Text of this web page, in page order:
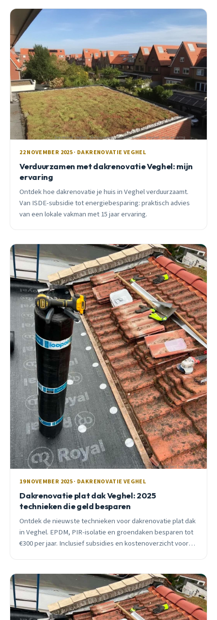
22 NOVEMBER 2025 · DAKRENOVATIE VEGHEL
Verduurzamen met dakrenovatie Veghel: mijn
ervaring
Ontdek hoe dakrenovatie je huis in Veghel verduurzaamt.
Van ISDE-subsidie tot energiebesparing: praktisch advies
van een lokale vakman met 15 jaar ervaring.
19 NOVEMBER 2025 · DAKRENOVATIE VEGHEL
Dakrenovatie plat dak Veghel: 2025
technieken die geld besparen
Ontdek de nieuwste technieken voor dakrenovatie plat dak
in Veghel. EPDM, PIR-isolatie en groendaken besparen tot
€300 per jaar. Inclusief subsidies en kostenoverzicht voor